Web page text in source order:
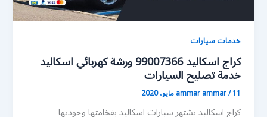
خدمات سيارات
كراج اسكاليد 99007366 ورشة كهربائي اسكاليد
خدمة تصليح السيارات
ammar ammar/11 مايو، 2020
كراج اسكاليد تشتهر سيارات اسكاليد بفخامتها وجودتها